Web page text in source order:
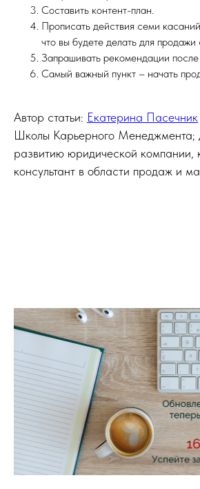
Составить контент-план.
Прописать действия семи
что вы будете делать для продажи
Запрашивать рекомендации после
Самый важный пункт – начать
Автор статьи: Екатерина Пасечник
Школы Карьерного Менеджмента;
развитию юридической компании,
консультант в области продаж и